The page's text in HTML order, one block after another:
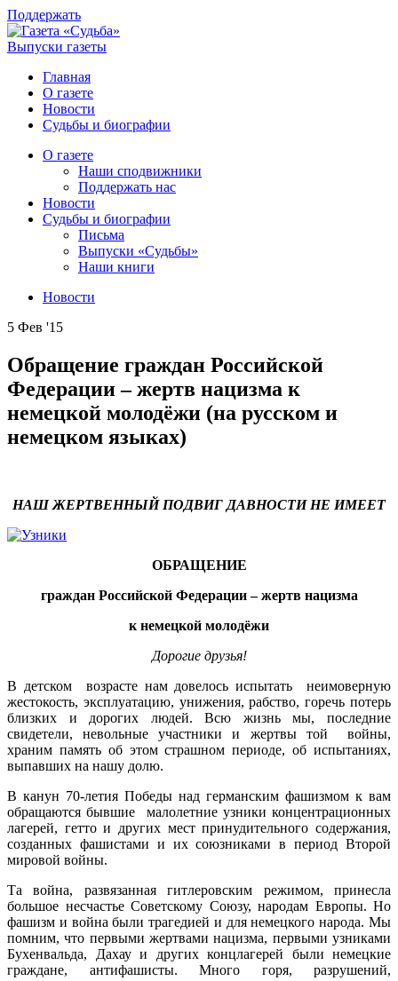
Поддержать
Выпуски газеты
Главная
О газете
Новости
Судьбы и биографии
О газете
Наши сподвижники
Поддержать нас
Новости
Судьбы и биографии
Письма
Выпуски «Судьбы»
Наши книги
Новости
5 Фев '15
Обращение граждан Российской
Федерации – жертв нацизма к
немецкой молодёжи (на русском и
немецком языках)
НАШ ЖЕРТВЕННЫЙ ПОДВИГ ДАВНОСТИ НЕ ИМЕЕТ
ОБРАЩЕНИЕ
граждан Российской Федерации – жертв нацизма
к немецкой молодёжи
Дорогие друзья!
В детском возрасте нам довелось испытать неимоверную
жестокость, эксплуатацию, унижения, рабство, горечь потерь
близких и дорогих людей. Всю жизнь мы, последние
свидетели, невольные участники и жертвы той войны,
храним память об этом страшном периоде, об испытаниях,
выпавших на нашу долю.
В канун 70-летия Победы над германским фашизмом к вам
обращаются бывшие малолетние узники концентрационных
лагерей, гетто и других мест принудительного содержания,
созданных фашистами и их союзниками в период Второй
мировой войны.
Та война, развязанная гитлеровским режимом, принесла
большое несчастье Советскому Союзу, народам Европы. Но
фашизм и война были трагедией и для немецкого народа. Мы
помним, что первыми жертвами нацизма, первыми узниками
Бухенвальда, Дахау и других концлагерей были немецкие
граждане, антифашисты. Много горя, разрушений,